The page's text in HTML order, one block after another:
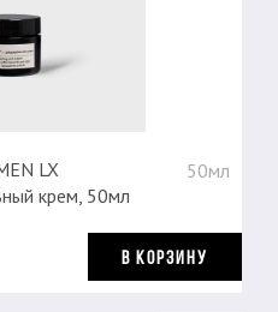
LX
крем, 50мл
50мл
В КОРЗИНУ